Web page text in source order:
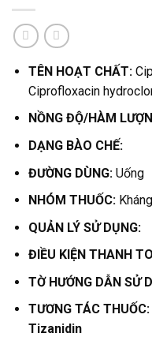
TÊN HOẠT CHẤT:
Ciprofloxacin
NỒNG ĐỘ/HÀM
DẠNG BÀO CHẾ:
ĐƯỜNG DÙNG:Uống
NHÓM THUỐC:
QUẢN LÝ SỬ DỤNG:
ĐIỀU KIỆN THANH
TỜ HƯỚNG DẪN SỬ
TƯƠNG TÁC
Tizanidin